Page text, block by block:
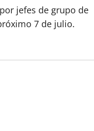
jefes de grupo de
7 de julio.